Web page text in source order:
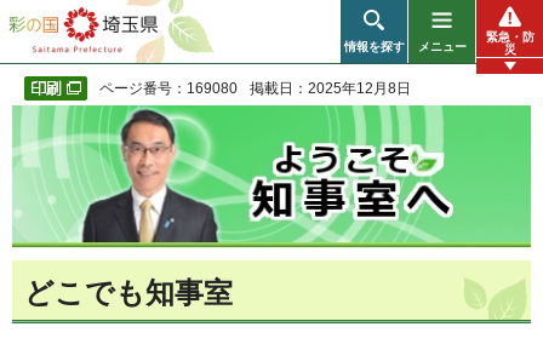
彩の国 埼玉県
情報を探す メニュー
緊急・防
災
ページ番号：169080 掲載日：2025年12月8日
どこでも知事室